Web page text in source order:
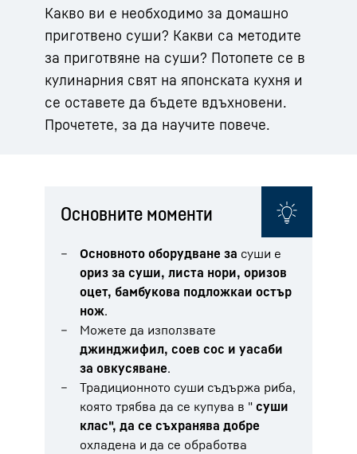
Какво ви е необходимо за домашно
приготвено суши? Какви са методите
за приготвяне на суши? Потопете се в
кулинарния свят на японската кухня и
се оставете да бъдете вдъхновени.
Прочетете, за да научите повече.
Основните моменти
Основното оборудване за суши е
ориз за суши, листа нори, оризов
оцет, бамбукова подложкаи остър
нож.
Можете да използвате
джинджифил, соев сос и уасаби
за овкусяване.
Традиционното суши съдържа риба,
която трябва да се купува в " суши
клас", да се съхранява добре
охладена и да се обработва